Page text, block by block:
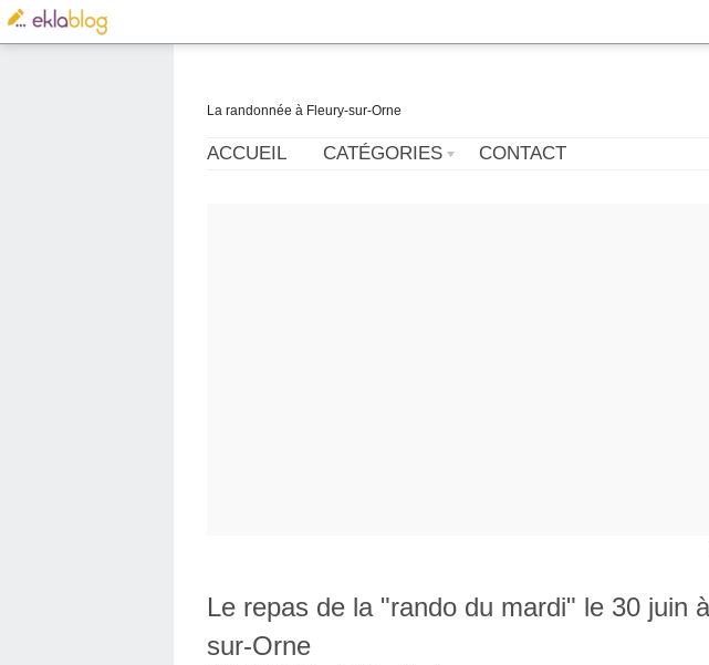
La randonnée à Fleury-sur-Orne
ACCUEIL CATÉGORIES CONTACT
Le repas de la "rando du mardi" le 30 juin
sur-Orne